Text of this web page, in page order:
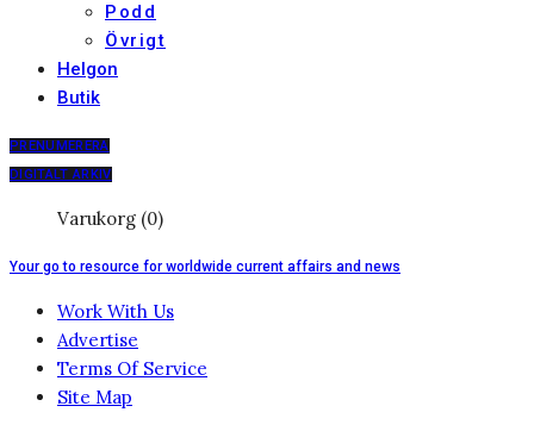
Podd
Övrigt
Helgon
Butik
PRENUMERERA
DIGITALT ARKIV
Varukorg (0)
Your go to resource for worldwide current affairs and news
Work With Us
Advertise
Terms Of Service
Site Map